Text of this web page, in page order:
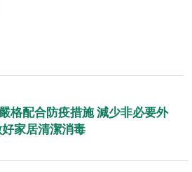
格配合防疫措施 減少非必要外
家居清潔消毒